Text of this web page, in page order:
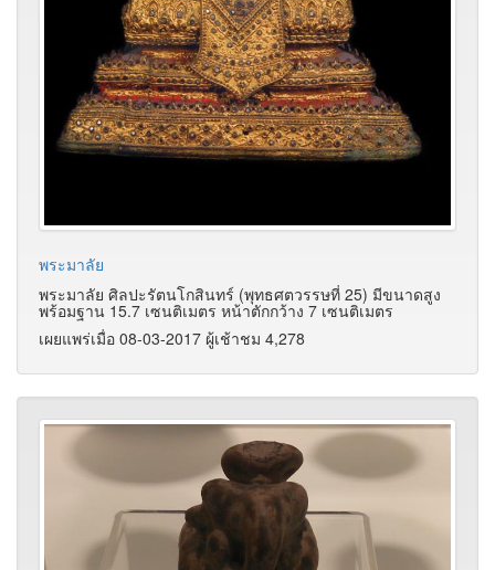
พระมาลัย
พระมาลัย ศิลปะรัตนโกสินทร์ (พุทธศตวรรษที่ 25) มีขนาดสูง
พร้อมฐาน 15.7 เซนติเมตร หน้าตักกว้าง 7 เซนติเมตร
เผยแพร่เมื่อ 08-03-2017 ผู้เช้าชม 4,278